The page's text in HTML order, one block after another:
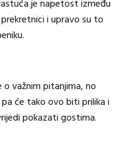
je napetost između
i upravo su to
važnim pitanjima, no
će tako ovo biti prilika i
pokazati gostima.